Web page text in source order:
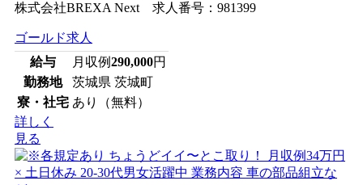
株式会社BREXA Next 求人番号：981399
ゴールド求人
給与
月収例290,000円
勤務地
茨城県 茨城町
寮・社宅 あり（無料）
詳しく
見る